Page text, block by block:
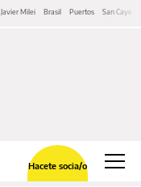
Javier Milei Brasil Puertos San
Hacete socia/o